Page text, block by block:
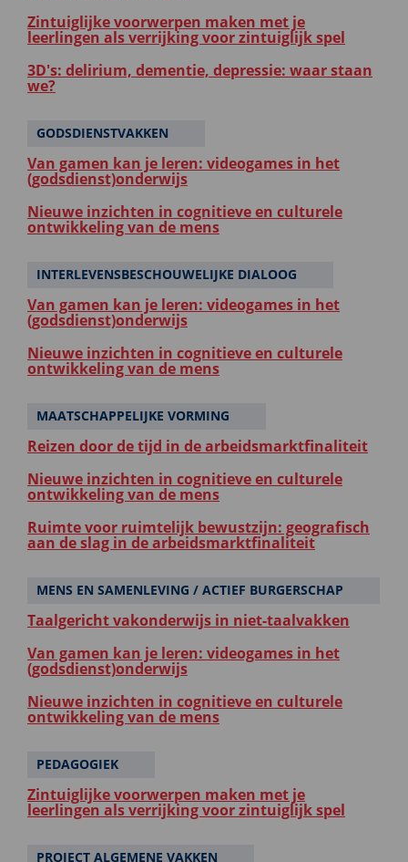
Zintuiglijke voorwerpen maken met je
leerlingen als verrijking voor zintuiglijk spel
3D's: delirium, dementie, depressie: waar staan
we?
GODSDIENSTVAKKEN
Van gamen kan je leren: videogames in het
(godsdienst)onderwijs
Nieuwe inzichten in cognitieve en culturele
ontwikkeling van de mens
INTERLEVENSBESCHOUWELIJKE DIALOOG
Van gamen kan je leren: videogames in het
(godsdienst)onderwijs
Nieuwe inzichten in cognitieve en culturele
ontwikkeling van de mens
MAATSCHAPPELIJKE VORMING
Reizen door de tijd in de arbeidsmarktfinaliteit
Nieuwe inzichten in cognitieve en culturele
ontwikkeling van de mens
Ruimte voor ruimtelijk bewustzijn: geografisch
aan de slag in de arbeidsmarktfinaliteit
MENS EN SAMENLEVING / ACTIEF BURGERSCHAP
Taalgericht vakonderwijs in niet-taalvakken
Van gamen kan je leren: videogames in het
(godsdienst)onderwijs
Nieuwe inzichten in cognitieve en culturele
ontwikkeling van de mens
PEDAGOGIEK
Zintuiglijke voorwerpen maken met je
leerlingen als verrijking voor zintuiglijk spel
PROJECT ALGEMENE VAKKEN